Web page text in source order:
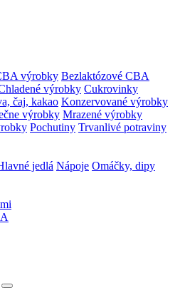
výrobky Bezlaktózové CBA
výrobky Cukrovinky
čaj, kakao Konzervované výrobky
výrobky Mrazené výrobky
Pochutiny Trvanlivé potraviny
jedlá Nápoje Omáčky, dipy